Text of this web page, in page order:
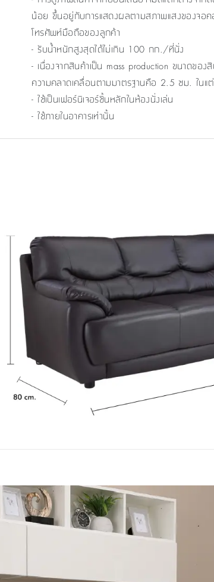
น้อย ขึ้นอยู่กับการแสดงผลตามสภาพแสงของจอค
โทรศัพท์มือถือของลูกค้า
- รับน้ำหนักสูงสุดได้ไม่เกิน 100 กก./ที่นั่ง
- เนื่องจากสินค้าเป็น mass production ขนาดของ
ความคลาดเคลื่อนตามมาตรฐานคือ 2.5 ซม. ในแ
- ใช้เป็นเฟอร์นิเจอร์ชิ้นหลักในห้องนั่งเล่น
- ใช้ภายในอาคารเท่านั้น